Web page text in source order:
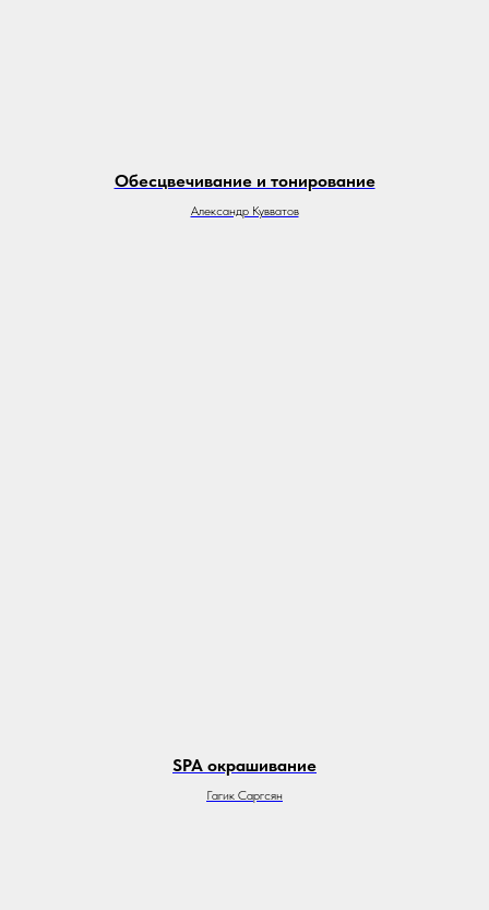
Обесцвечивание и тонирование
Александр Кувватов
SPA окрашивание
Гагик Саргсян